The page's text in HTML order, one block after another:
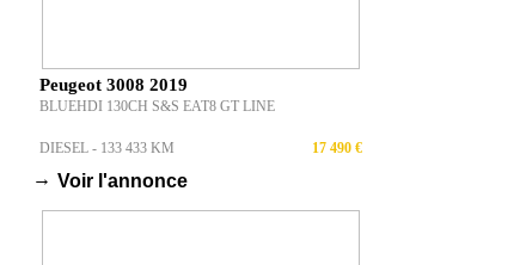
Peugeot 3008 2019
BLUEHDI 130CH S&S EAT8 GT LINE
DIESEL - 133 433 KM 17 490 €
→ Voir l'annonce